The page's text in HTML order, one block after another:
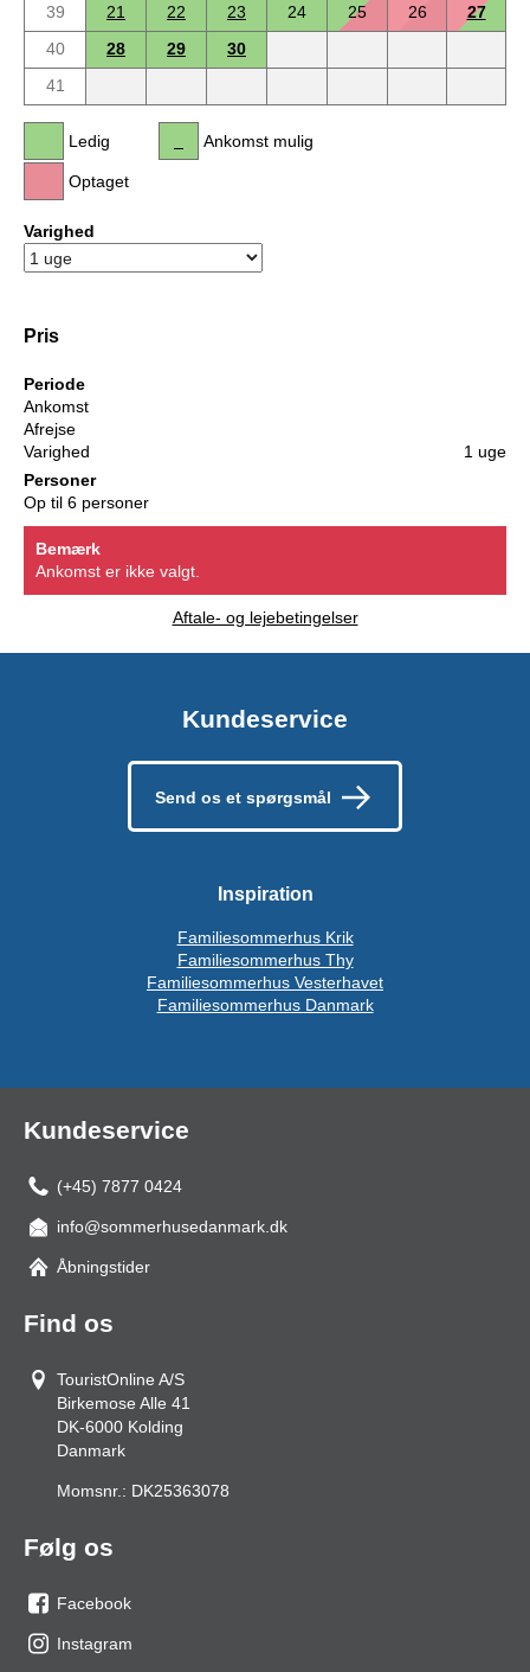
39
21 22 23 24 25 26
27
40
28 29
30
41
Ledig
Optaget
Ankomst mulig
Varighed
Pris
Periode
Ankomst
Afrejse
Varighed
1 uge
Personer
Op til 6 personer
Bemærk
Ankomst er ikke valgt.
Aftale- og lejebetingelser
Kundeservice
Send os et spørgsmål
Inspiration
Familiesommerhus Krik
Familiesommerhus Thy
Familiesommerhus Vesterhavet
Familiesommerhus Danmark
Kundeservice
(+45) 7877 0424
info@sommerhusedanmark.dk
Åbningstider
Find os
TouristOnline A/S
Birkemose Alle 41
DK-6000 Kolding
Danmark
Momsnr.: DK25363078
Følg os
os
på
Facebook
Instagram